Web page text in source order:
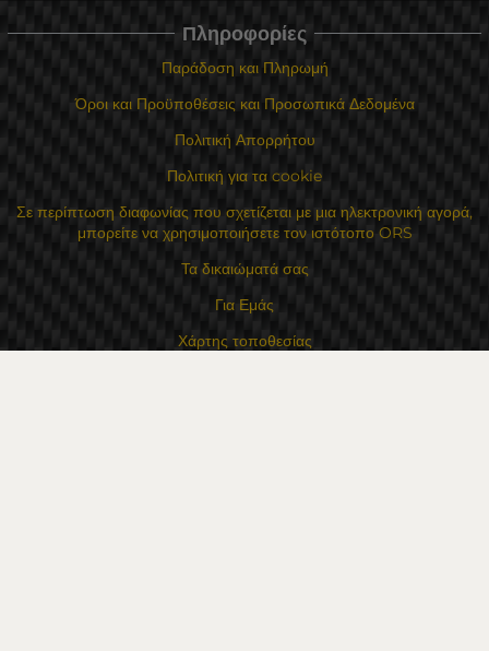
Πληροφορίες
Παράδοση και Πληρωμή
Όροι και Προϋποθέσεις και Προσωπικά Δεδομένα
Πολιτική Απορρήτου
Πολιτική για τα cookie
Σε περίπτωση διαφωνίας που σχετίζεται με μια ηλεκτρονική αγορά,
μπορείτε να χρησιμοποιήσετε τον ιστότοπο ORS
Τα δικαιώματά σας
Για Εμάς
Χάρτης τοποθεσίας